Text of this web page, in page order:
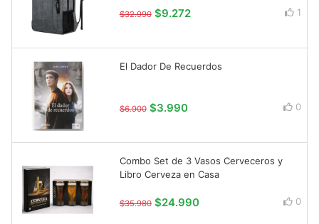
$32.990 $9.272 1
El Dador De Recuerdos
$6.900 $3.990 0
Combo Set de 3 Vasos Cerveceros y
Libro Cerveza en Casa
$35.980 $24.990 0